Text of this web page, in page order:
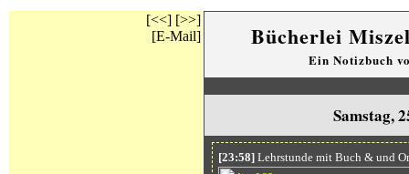
[<<] [>>]
[E-Mail]
Bücherlei
Ein Notizbuch
Samstag,
[23:58]Lehrstunde mit Buch & und